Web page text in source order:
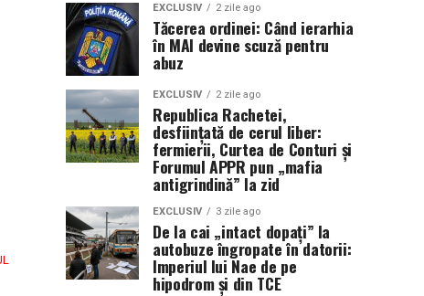
EXCLUSIV 2 zile ago
Tăcerea ordinei: Când ierarhia
în MAI devine scuză pentru
abuz
EXCLUSIV 2 zile ago
Republica Rachetei,
desființată de cerul liber:
fermierii, Curtea de Conturi și
Forumul APPR pun „mafia
antigrindină” la zid
EXCLUSIV 3 zile ago
De la cai „intact dopați” la
autobuze îngropate în datorii:
Imperiul lui Nae de pe
hipodrom și din TCE